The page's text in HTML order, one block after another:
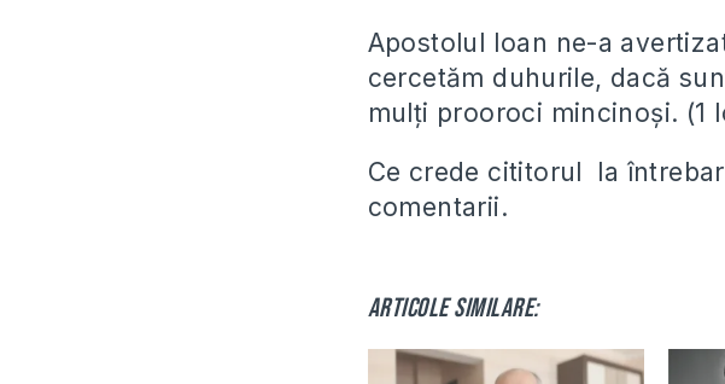
Apostolul Ioan ne-a
cercetăm duhurile, dacă
mulți prooroci mincinoși. (1
Ce crede cititorul la
comentarii.
Articole similare: